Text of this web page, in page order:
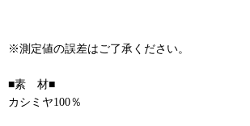
※測定値の誤差はご了承ください。
■素 材■
カシミヤ100％